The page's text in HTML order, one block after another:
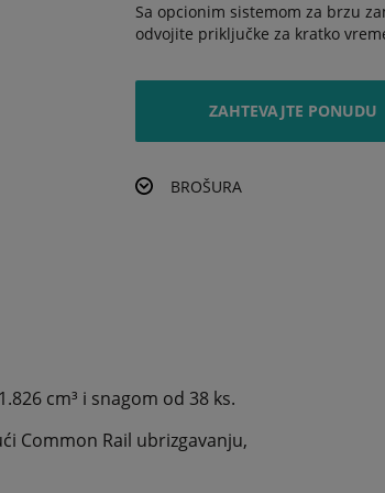
Sa opcionim sistemom za brzu
odvojite priključke za kratko
ZAHTEVAJTE PONUDU
BROŠURA
cm³ i snagom od 38 ks.
Common Rail ubrizgavanju,